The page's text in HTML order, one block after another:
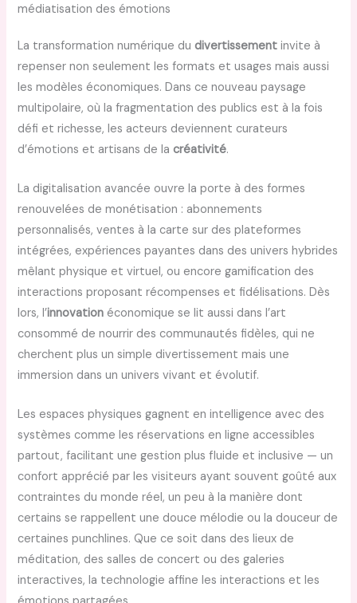
médiatisation des émotions
La transformation numérique dudivertissement invite à
repenser non seulement les formats et usages mais aussi
les modèles économiques. Dans ce nouveau paysage
multipolaire, où la fragmentation des publics est à la fois
défi et richesse, les acteurs deviennent curateurs
d’émotions et artisans de lacréativité.
La digitalisation avancée ouvre la porte à des formes
renouvelées de monétisation : abonnements
personnalisés, ventes à la carte sur des plateformes
intégrées, expériences payantes dans des univers hybrides
mêlant physique et virtuel, ou encore gamification des
interactions proposant récompenses et fidélisations. Dès
lors, l’innovation économique se lit aussi dans l’art
consommé de nourrir des communautés fidèles, qui ne
cherchent plus un simple divertissement mais une
immersion dans un univers vivant et évolutif.
Les espaces physiques gagnent en intelligence avec des
systèmes comme les réservations en ligne accessibles
partout, facilitant une gestion plus fluide et inclusive — un
confort apprécié par les visiteurs ayant souvent goûté aux
contraintes du monde réel, un peu à la manière dont
certains se rappellent une douce mélodie ou la douceur de
certaines punchlines. Que ce soit dans des lieux de
méditation, des salles de concert ou des galeries
interactives, la technologie affine les interactions et les